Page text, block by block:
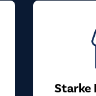
Starke